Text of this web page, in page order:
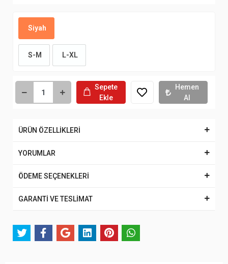
Siyah
S-M L-XL
Sepete
Ekle
Hemen
Al
ÜRÜN ÖZELLİKLERİ
YORUMLAR
ÖDEME SEÇENEKLERİ
GARANTİ VE TESLİMAT